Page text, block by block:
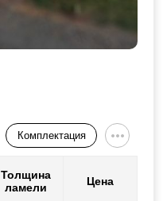
Комплектация
Толщина
ламели
Цена